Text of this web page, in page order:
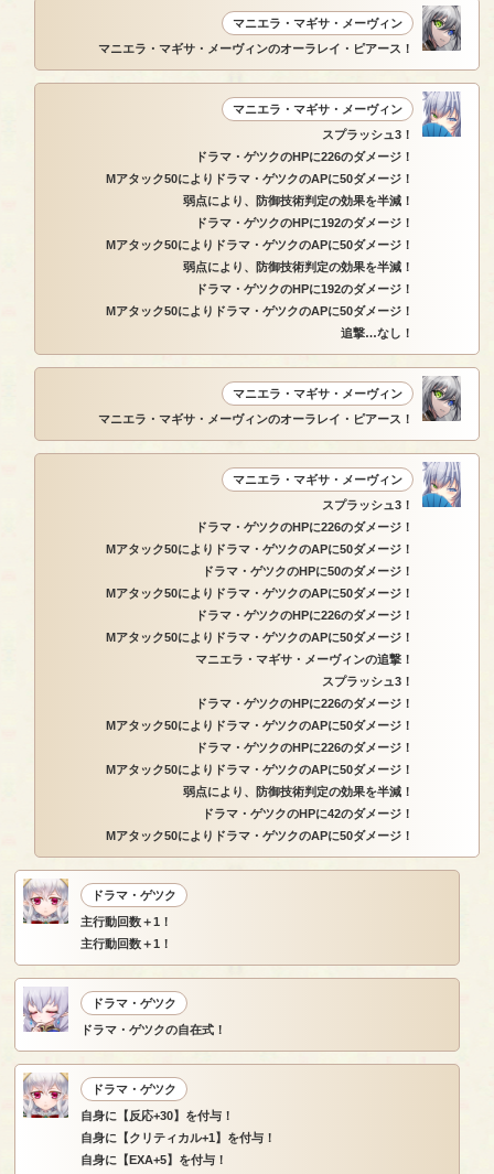
マニエラ・マギサ・メーヴィン
マニエラ・マギサ・メーヴィンのオーラレイ・ピアース！
マニエラ・マギサ・メーヴィン
スプラッシュ3！
ドラマ・ゲツクのHPに226のダメージ！
Mアタック50によりドラマ・ゲツクのAPに50ダメージ！
弱点により、防御技術判定の効果を半減！
ドラマ・ゲツクのHPに192のダメージ！
Mアタック50によりドラマ・ゲツクのAPに50ダメージ！
弱点により、防御技術判定の効果を半減！
ドラマ・ゲツクのHPに192のダメージ！
Mアタック50によりドラマ・ゲツクのAPに50ダメージ！
追撃…なし！
マニエラ・マギサ・メーヴィン
マニエラ・マギサ・メーヴィンのオーラレイ・ピアース！
マニエラ・マギサ・メーヴィン
スプラッシュ3！
ドラマ・ゲツクのHPに226のダメージ！
Mアタック50によりドラマ・ゲツクのAPに50ダメージ！
ドラマ・ゲツクのHPに50のダメージ！
Mアタック50によりドラマ・ゲツクのAPに50ダメージ！
ドラマ・ゲツクのHPに226のダメージ！
Mアタック50によりドラマ・ゲツクのAPに50ダメージ！
マニエラ・マギサ・メーヴィンの追撃！
スプラッシュ3！
ドラマ・ゲツクのHPに226のダメージ！
Mアタック50によりドラマ・ゲツクのAPに50ダメージ！
ドラマ・ゲツクのHPに226のダメージ！
Mアタック50によりドラマ・ゲツクのAPに50ダメージ！
弱点により、防御技術判定の効果を半減！
ドラマ・ゲツクのHPに42のダメージ！
Mアタック50によりドラマ・ゲツクのAPに50ダメージ！
ドラマ・ゲツク
主行動回数＋1！
主行動回数＋1！
ドラマ・ゲツク
ドラマ・ゲツクの自在式！
ドラマ・ゲツク
自身に【反応+30】を付与！
自身に【クリティカル+1】を付与！
自身に【EXA+5】を付与！